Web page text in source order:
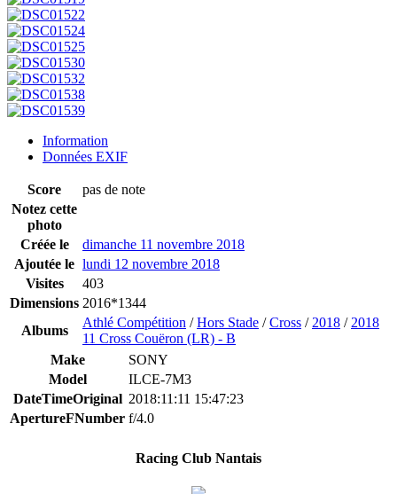
Information
Données EXIF
Score
pas de note
Notez cette
photo
Créée le
dimanche 11 novembre 2018
Ajoutée le lundi 12 novembre 2018
Visites
403
Dimensions 2016*1344
Albums
Athlé Compétition /Hors Stade /Cross / 2018 / 2018
11 Cross Couëron (LR) - B
Make
SONY
Model
ILCE-7M3
DateTimeOriginal 2018:11:11 15:47:23
ApertureFNumber f/4.0
Racing Club Nantais